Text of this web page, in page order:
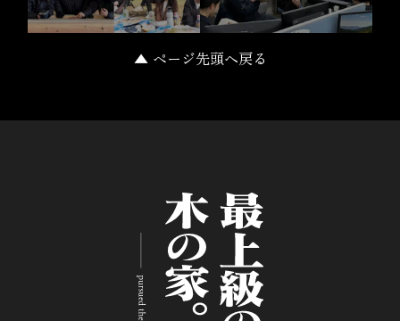
▲ ページ先頭へ戻る